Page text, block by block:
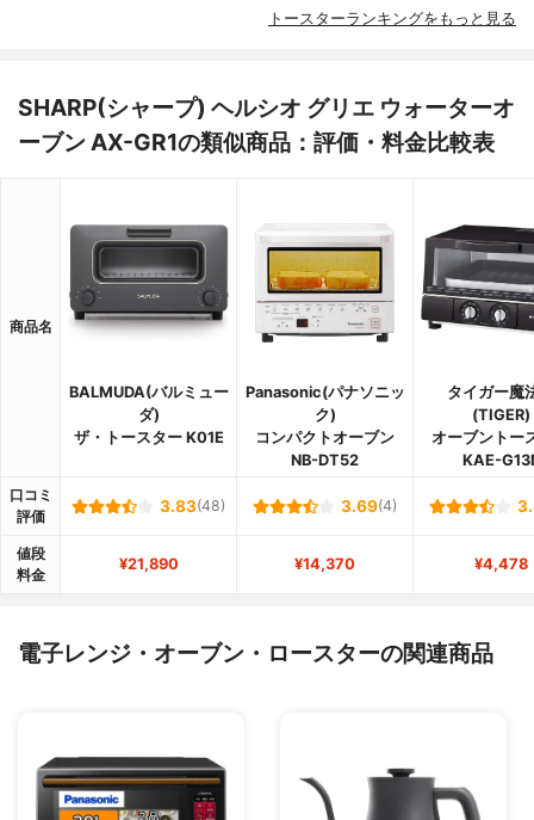
トースターランキングをもっと見る
SHARP(シャープ) ヘルシオ グリエ ウォーターオ
ーブン AX-GR1の類似商品：評価・料金比較表
商品名
BALMUDA(バルミュー
ダ)
ザ・トースター K01E
Panasonic(パナソニッ
ク)
コンパクトオーブン
NB-DT52
タイガー魔
(TIGER)
オーブントー
KAE-
口コミ
評価
3.83(48) 3.69(4)
値段
料金
¥21,890 ¥14,370 ¥4,478
電子レンジ・オーブン・ロースターの関連商品